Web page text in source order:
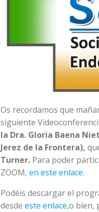
Os recordamos que
siguiente
la Dra. Gloria Baena
Jerez de la Frontera),
Turner. Para poder
ZOOM, en este enlace.
Podéis descargar el
desde este enlace,o bien,